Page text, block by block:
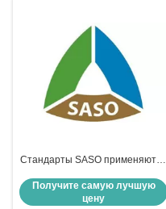
Стандарты SASO применяются
импортируемым из-за рубежа,
но и к продуктам,
Получите самую лучшую
цену